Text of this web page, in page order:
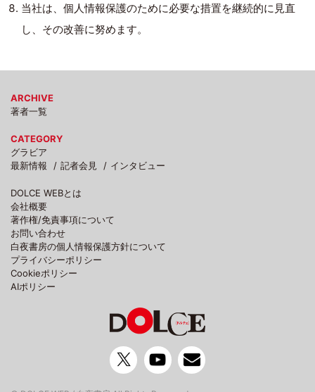
当社は、個人情報保護のために必要な措置を継続的に見直
し、その改善に努めます。
ARCHIVE
著者一覧
CATEGORY
グラビア
最新情報
記者会見 インタビュー
DOLCE WEBとは
会社概要
著作権/免責事項について
お問い合わせ
白夜書房の個人情報保護方針について
プライバシーポリシー
Cookieポリシー
AIポリシー